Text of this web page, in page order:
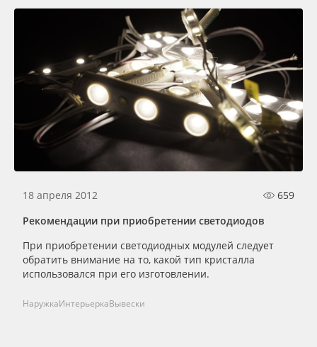
18 апреля 2012
659
Рекомендации при приобретении светодиодов
При приобретении светодиодных модулей следует
обратить внимание на то, какой тип кристалла
использовался при его изготовлении.
НаружкаИнтерьеркаВывески